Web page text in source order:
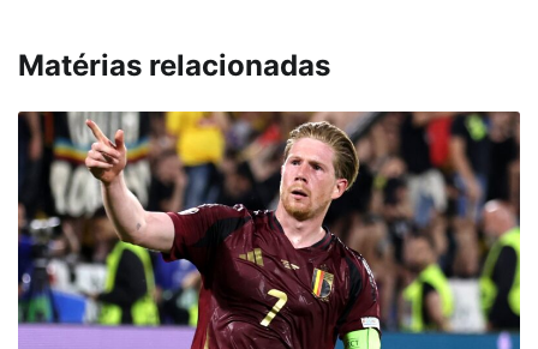
Matérias relacionadas